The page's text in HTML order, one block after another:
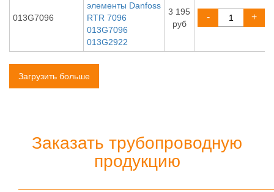
013G7096
элементы Danfoss
RTR 7096
013G7096
013G2922
3 195
руб
- +
Загрузить больше
Заказать трубопроводную
продукцию